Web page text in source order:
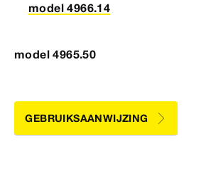
model 4966.14
model 4965.50
GEBRUIKSAANWIJZING